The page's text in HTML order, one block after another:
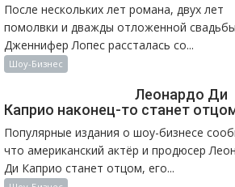
После нескольких лет романа, двух лет
помолвки и дважды отложенной
Дженнифер Лопес рассталась со...
Шоу-Бизнес
Леонардо Ди
Каприо наконец-то станет
Популярные издания о шоу-бизнесе
что американский актёр и продюсер
Ди Каприо станет отцом, его...